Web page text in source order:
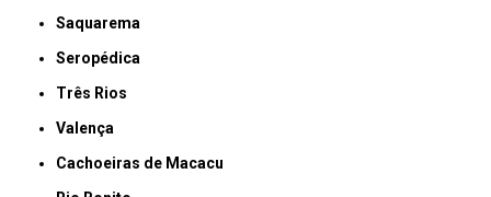
Saquarema
Seropédica
Três Rios
Valença
Cachoeiras de Macacu